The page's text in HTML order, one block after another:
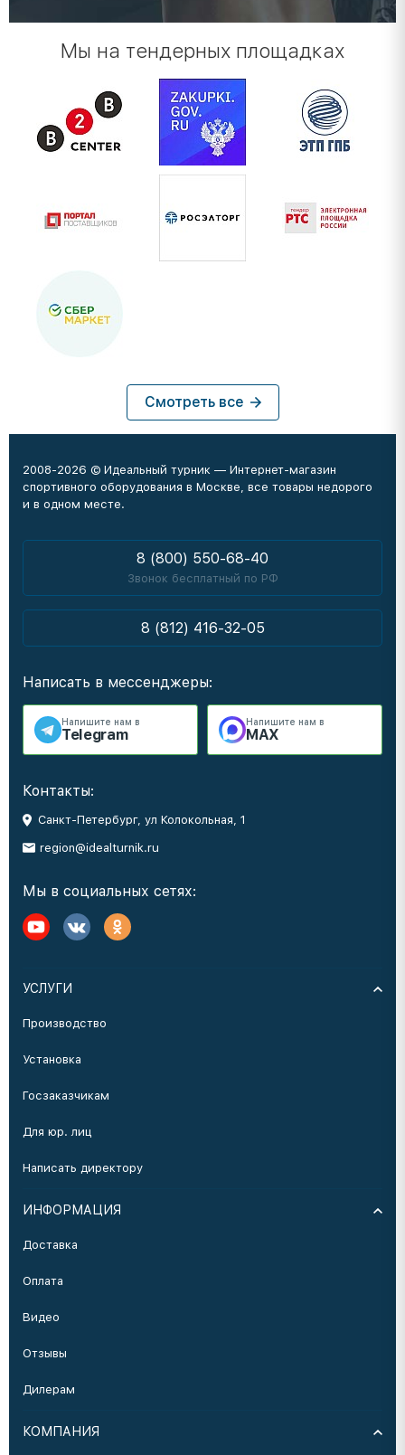
Мы на тендерных площадках
Смотреть все
2008-2026 © Идеальный турник — Интернет-магазин
спортивного оборудования в Москве, все товары недорого
и в одном месте.
8 (800) 550-68-40
Звонок бесплатный по РФ
8 (812) 416-32-05
Написать в мессенджеры:
Напишите нам в
Telegram
Напишите нам в
MAX
Контакты:
Санкт-Петербург, ул Колокольная, 1
region@idealturnik.ru
Мы в социальных сетях:
УСЛУГИ
Производство
Установка
Госзаказчикам
Для юр. лиц
Написать директору
ИНФОРМАЦИЯ
Доставка
Оплата
Видео
Отзывы
Дилерам
КОМПАНИЯ